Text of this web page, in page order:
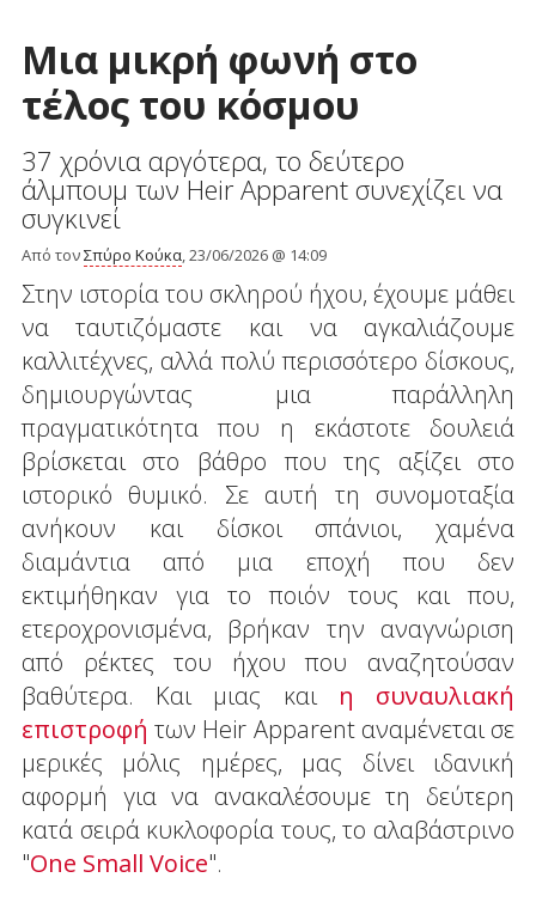
Μια μικρή φωνή στο
τέλος του κόσμου
37 χρόνια αργότερα, το δεύτερο
άλμπουμ των Heir Apparent συνεχίζει να
συγκινεί
Από τονΣπύρο Κούκα, 23/06/2026 @ 14:09
Στην ιστορία του σκληρού ήχου, έχουμε μάθει
να ταυτιζόμαστε και να αγκαλιάζουμε
καλλιτέχνες, αλλά πολύ περισσότερο δίσκους,
δημιουργώντας μια παράλληλη
πραγματικότητα που η εκάστοτε δουλειά
βρίσκεται στο βάθρο που της αξίζει στο
ιστορικό θυμικό. Σε αυτή τη συνομοταξία
ανήκουν και δίσκοι σπάνιοι, χαμένα
διαμάντια από μια εποχή που δεν
εκτιμήθηκαν για το ποιόν τους και που,
ετεροχρονισμένα, βρήκαν την αναγνώριση
από ρέκτες του ήχου που αναζητούσαν
βαθύτερα. Και μιας και η συναυλιακή
επιστροφή των Heir Apparent αναμένεται σε
μερικές μόλις ημέρες, μας δίνει ιδανική
αφορμή για να ανακαλέσουμε τη δεύτερη
κατά σειρά κυκλοφορία τους, το αλαβάστρινο
"One Small Voice".